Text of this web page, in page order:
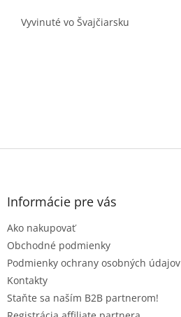
Vyvinuté vo Švajčiarsku
Z
Informácie pre vás
Ako nakupovať
Obchodné podmienky
Podmienky ochrany osobných údajov
Kontakty
Staňte sa naším B2B partnerom!